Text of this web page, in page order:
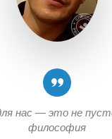
нас — это не
философия